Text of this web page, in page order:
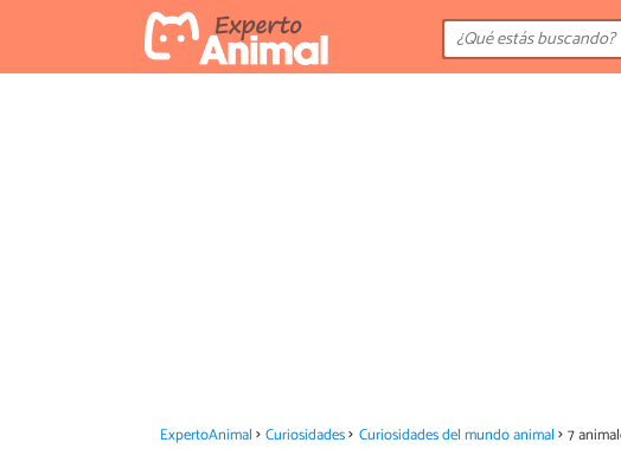
ExpertoAnimal Curiosidades Curiosidades del mundo animal 7